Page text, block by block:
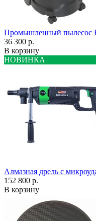
Промышленный пылесос
36 300 р.
В корзину
НОВИНКА
Алмазная дрель с
152 800 р.
В корзину